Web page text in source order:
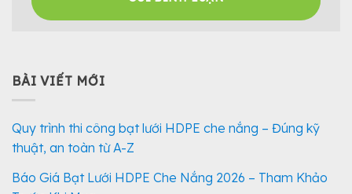
BÀI VIẾT MỚI
Quy trình thi công bạt lưới HDPE che nắng – Đúng kỹ
thuật, an toàn từ A-Z
Báo Giá Bạt Lưới HDPE Che Nắng 2026 – Tham Khảo